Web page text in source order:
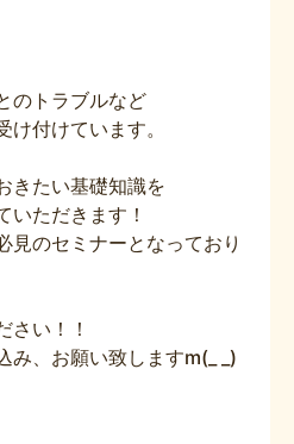
のトラブルなど
付けています。
きたい基礎知識を
いただきます！
見のセミナーとなっており
さい！！
み、お願い致しますm(_ _)